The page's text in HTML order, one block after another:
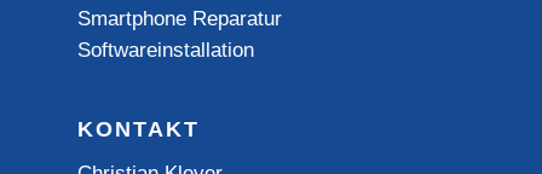
Smartphone Reparatur
Softwareinstallation
KONTAKT